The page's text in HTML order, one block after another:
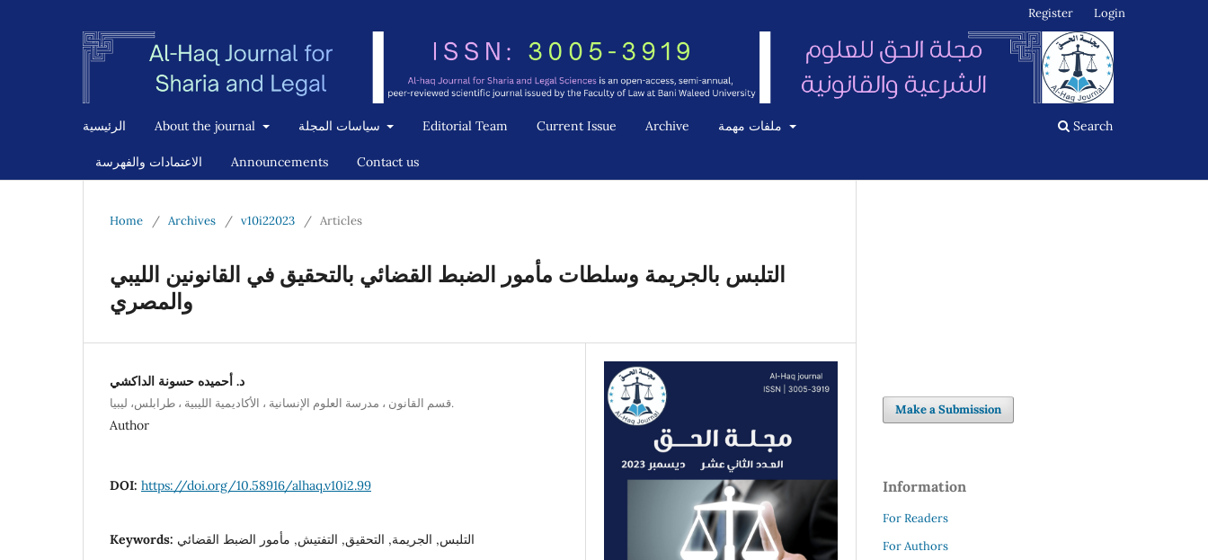
الرئيسية About the journal Editorial Team Current Issue Archive
الاعتمادات والفهرسة Announcements Contact us
Search
Register Login
Home / Archives / v10i22023 / Articles
التلبس بالجريمة وسلطات مأمور الضبط القضائي بالتحقيق في القانونين الليبي
والمصري
د. أحميده حسونة الداكشي
قسم القانون ، مدرسة العلوم الإنسانية ، الأكاديمية الليبية ، طرابلس، ليبيا.
Author
DOI: https://doi.org/10.58916/alhaq.v10i2.99
Keywords: التلبس, الجريمة, التحقيق, التفتيش, مأمور الضبط القضائي
Make a Submission
Information
For Readers
For Authors